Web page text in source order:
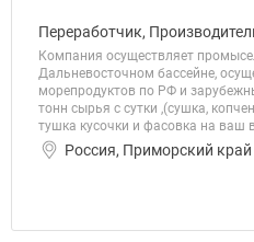
Переработчик,
Компания осуществляет
Дальневосточном бассейне,
морепродуктов по РФ и
тонн сырья с сутки ,(сушка,
тушка кусочки и фасовка на ваш
Россия, Приморский